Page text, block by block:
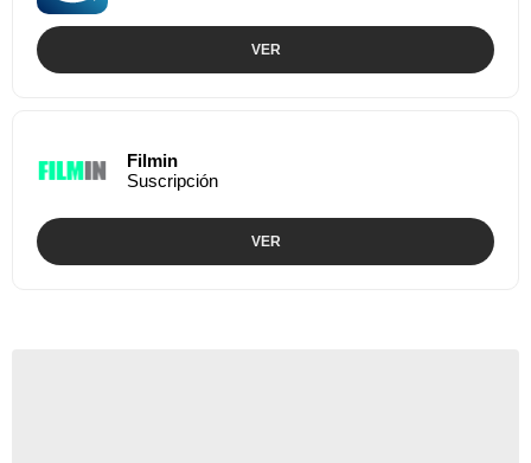
VER
Filmin
Suscripción
VER